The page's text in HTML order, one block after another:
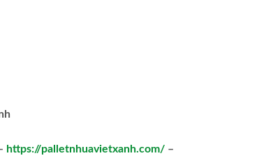
https://palletnhuavietxanh.com/ –